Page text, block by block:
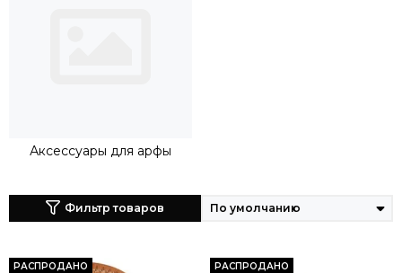
Аксессуары для арфы
Фильтр товаров
РАСПРОДАНО
РАСПРОДАНО